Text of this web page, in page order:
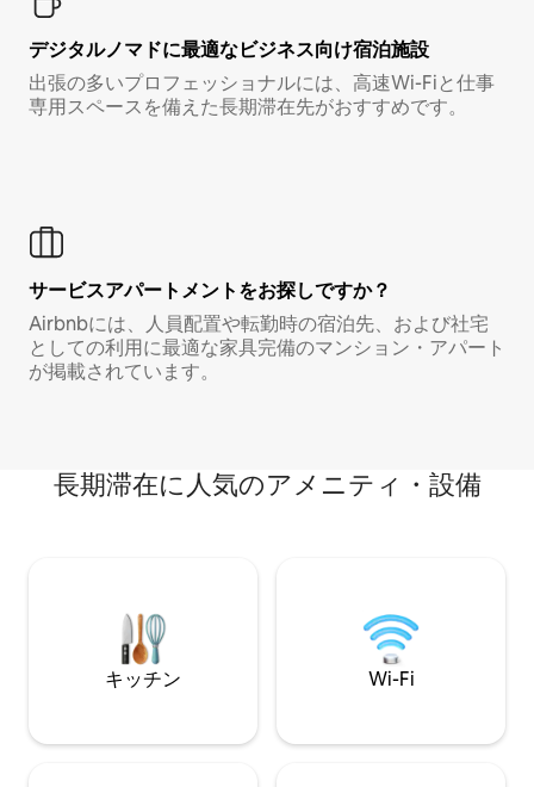
デジタルノマド⁠に最⁠適⁠なビ⁠ジ⁠ネ⁠ス⁠向⁠け宿⁠泊⁠施⁠設
出張の多いプロフェッショナルには、高速Wi-Fiと仕事
専用スペースを備えた長期滞在先がおすすめです。
サービスアパートメントをお探しですか？
Airbnbには、人員配置や転勤時の宿泊先、および社宅
としての利用に最適な家具完備のマンション・アパート
が掲載されています。
長期滞在に人気のアメニティ・設備
キッチン Wi-Fi